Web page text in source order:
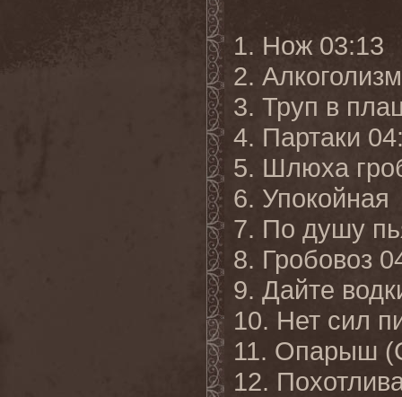
1. Нож 03:13
2.
3. Труп в
4. Партаки
5. Шлюха
6.
7. По душу
8. Гробовоз
9. Дайте
10. Нет сил
11. Опарыш
12.